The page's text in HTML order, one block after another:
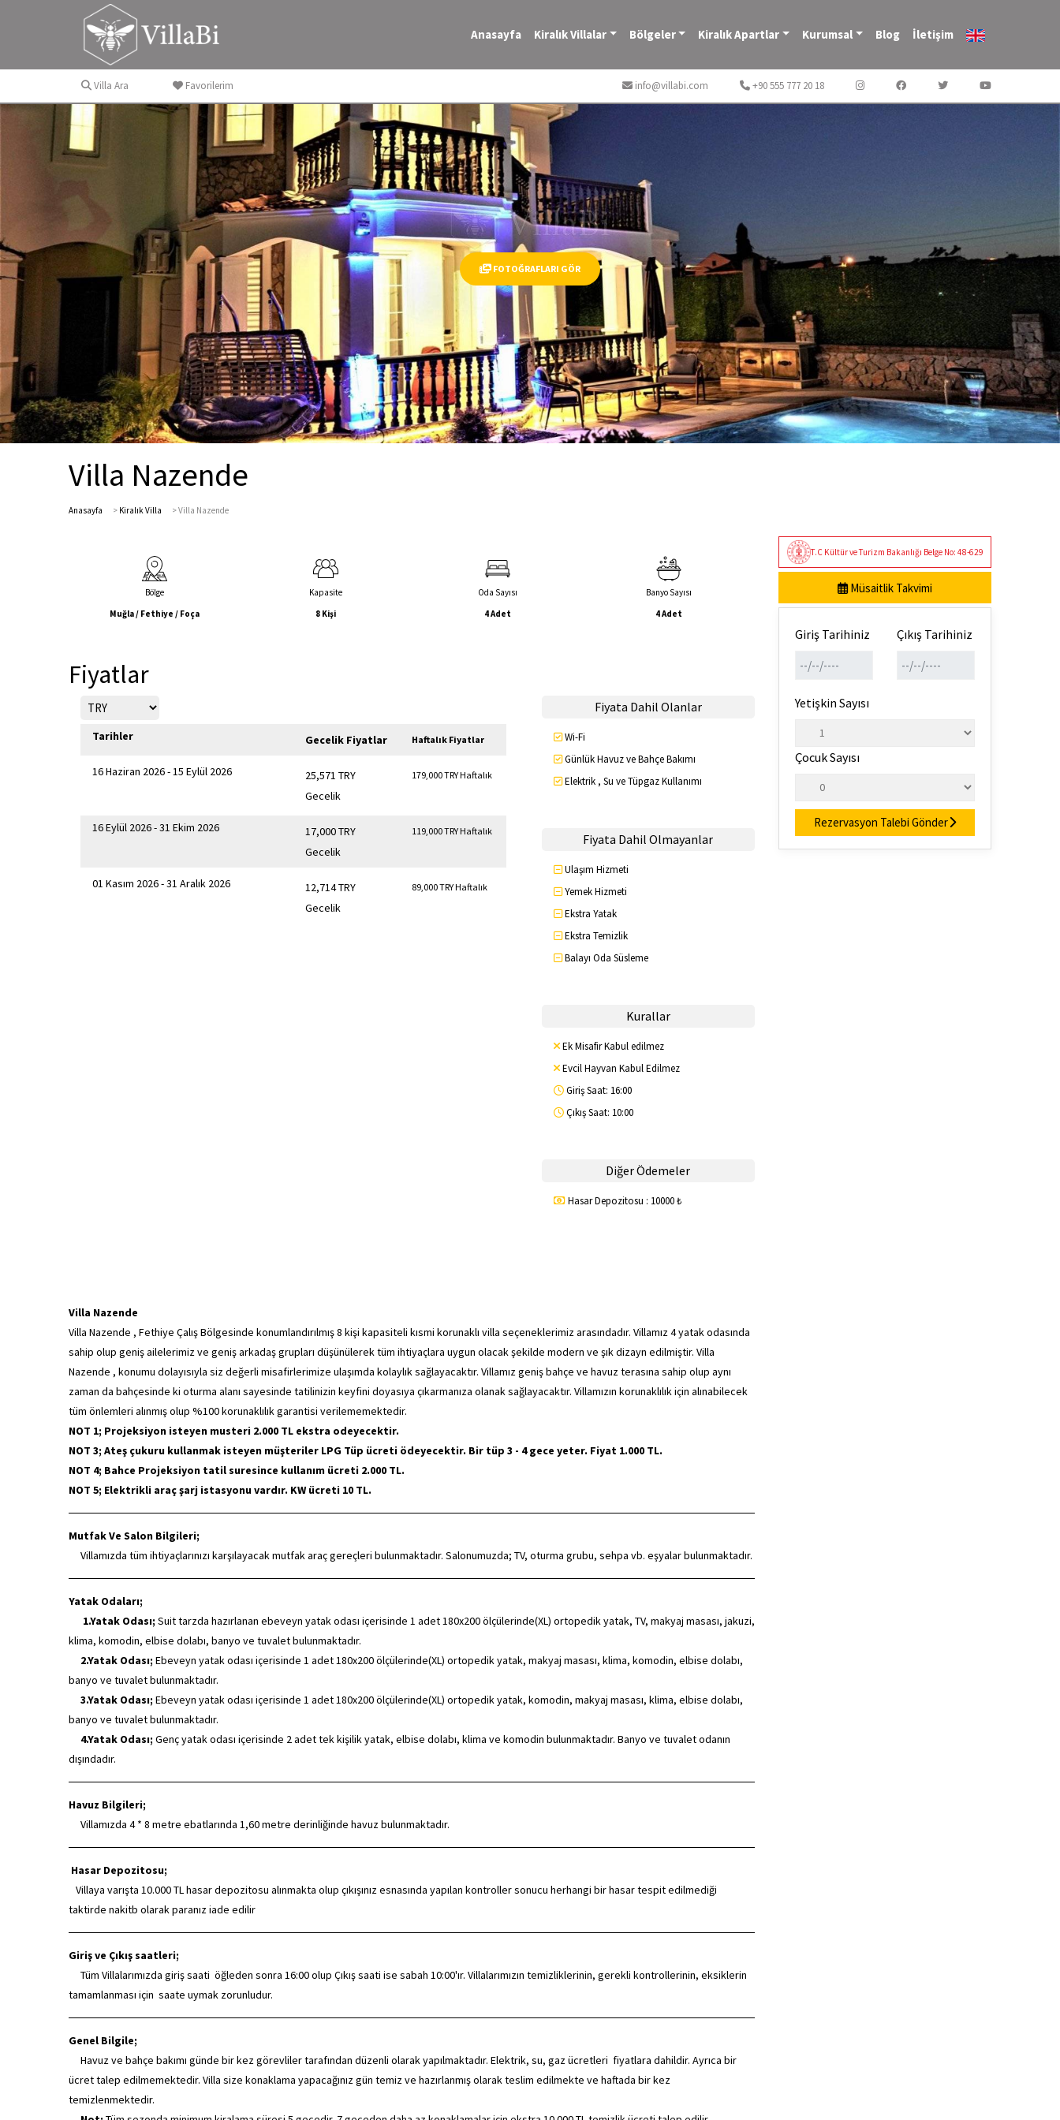
Anasayfa Kiralık Villalar Bölgeler Kiralık Apartlar Kurumsal Blog İletişim
Villa Ara Favorilerim info@villabi.com +90 555 777 20 18
FOTOĞRAFLARI GÖR
Villa Nazende
Anasayfa > Kiralık Villa >Villa Nazende
Bölge
Muğla / Fethiye / Foça
Kapasite
8 Kişi
Oda Sayısı
4 Adet
Banyo Sayısı
4 Adet
Fiyatlar
Tarihler Gecelik Fiyatlar Haftalık Fiyatlar
16 Haziran 2026 - 15 Eylül 2026
25,571 TRY
Gecelik
179,000 TRY Haftalık
16 Eylül 2026 - 31 Ekim 2026
17,000 TRY
Gecelik
119,000 TRY Haftalık
01 Kasım 2026 - 31 Aralık 2026
12,714 TRY
Gecelik
89,000 TRY Haftalık
Fiyata Dahil Olanlar
Wi-Fi
Günlük Havuz ve Bahçe Bakımı
Elektrik , Su ve Tüpgaz Kullanımı
Fiyata Dahil Olmayanlar
Ulaşım Hizmeti
Yemek Hizmeti
Ekstra Yatak
Ekstra Temizlik
Balayı Oda Süsleme
Kurallar
Ek Misafir Kabul edilmez
Evcil Hayvan Kabul Edilmez
Giriş Saat: 16:00
Çıkış Saat: 10:00
Diğer Ödemeler
Hasar Depozitosu : 10000 ₺
Villa Nazende
Villa Nazende , Fethiye Çalış Bölgesinde konumlandırılmış 8 kişi kapasiteli kısmi korunaklı villa seçeneklerimiz arasındadır. Villamız 4 yatak odasında
sahip olup geniş ailelerimiz ve geniş arkadaş grupları düşünülerek tüm ihtiyaçlara uygun olacak şekilde modern ve şık dizayn edilmiştir. Villa
Nazende , konumu dolayısıyla siz değerli misafirlerimize ulaşımda kolaylık sağlayacaktır. Villamız geniş bahçe ve havuz terasına sahip olup aynı
zaman da bahçesinde ki oturma alanı sayesinde tatilinizin keyfini doyasıya çıkarmanıza olanak sağlayacaktır. Villamızın korunaklılık için alınabilecek
tüm önlemleri alınmış olup %100 korunaklılık garantisi verilememektedir.
NOT 1; Projeksiyon isteyen musteri 2.000 TL ekstra odeyecektir.
NOT 3; Ateş çukuru kullanmak isteyen müşteriler LPG Tüp ücreti ödeyecektir. Bir tüp 3 - 4 gece yeter. Fiyat 1.000 TL.
NOT 4; Bahce Projeksiyon tatil suresince kullanım ücreti 2.000 TL.
NOT 5; Elektrikli araç şarj istasyonu vardır. KW ücreti 10 TL.
Mutfak Ve Salon Bilgileri;
Villamızda tüm ihtiyaçlarınızı karşılayacak mutfak araç gereçleri bulunmaktadır. Salonumuzda; TV, oturma grubu, sehpa vb. eşyalar bulunmaktadır.
Yatak Odaları;
1.Yatak Odası; Suit tarzda hazırlanan ebeveyn yatak odası içerisinde 1 adet 180x200 ölçülerinde(XL) ortopedik yatak, TV, makyaj masası, jakuzi,
klima, komodin, elbise dolabı, banyo ve tuvalet bulunmaktadır.
2.Yatak Odası; Ebeveyn yatak odası içerisinde 1 adet 180x200 ölçülerinde(XL) ortopedik yatak, makyaj masası, klima, komodin, elbise dolabı,
banyo ve tuvalet bulunmaktadır.
3.Yatak Odası; Ebeveyn yatak odası içerisinde 1 adet 180x200 ölçülerinde(XL) ortopedik yatak, komodin, makyaj masası, klima, elbise dolabı,
banyo ve tuvalet bulunmaktadır.
4.Yatak Odası; Genç yatak odası içerisinde 2 adet tek kişilik yatak, elbise dolabı, klima ve komodin bulunmaktadır. Banyo ve tuvalet odanın
dışındadır.
Havuz Bilgileri;
Villamızda 4 * 8 metre ebatlarında 1,60 metre derinliğinde havuz bulunmaktadır.
Hasar Depozitosu;
Villaya varışta 10.000 TL hasar depozitosu alınmakta olup çıkışınız esnasında yapılan kontroller sonucu herhangi bir hasar tespit edilmediği
taktirde nakitb olarak paranız iade edilir
Giriş ve Çıkış saatleri;
Tüm Villalarımızda giriş saati öğleden sonra 16:00 olup Çıkış saati ise sabah 10:00'ır. Villalarımızın temizliklerinin, gerekli kontrollerinin, eksiklerin
tamamlanması için saate uymak zorunludur.
Genel Bilgile;
Havuz ve bahçe bakımı günde bir kez görevliler tarafından düzenli olarak yapılmaktadır. Elektrik, su, gaz ücretleri fiyatlara dahildir. Ayrıca bir
ücret talep edilmemektedir. Villa size konaklama yapacağınız gün temiz ve hazırlanmış olarak teslim edilmekte ve haftada bir kez
temizlenmektedir.
T.C Kültür ve Turizm Bakanlığı Belge No: 48-629
Müsaitlik Takvimi
Giriş Tarihiniz Çıkış Tarihiniz
Yetişkin Sayısı
Çocuk Sayısı
Rezervasyon Talebi Gönder